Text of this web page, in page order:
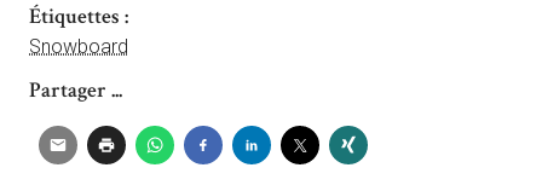
Étiquettes :
Snowboard
Partager ...